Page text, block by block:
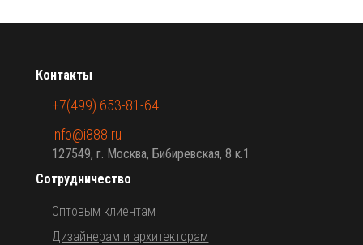
Сотрудничество
Оптовым клиентам
Дизайнерам и архитекторам
Контакты
+7(499) 653-81-64
info@i888.ru
127549, г. Москва, Бибиревская, 8 к.1